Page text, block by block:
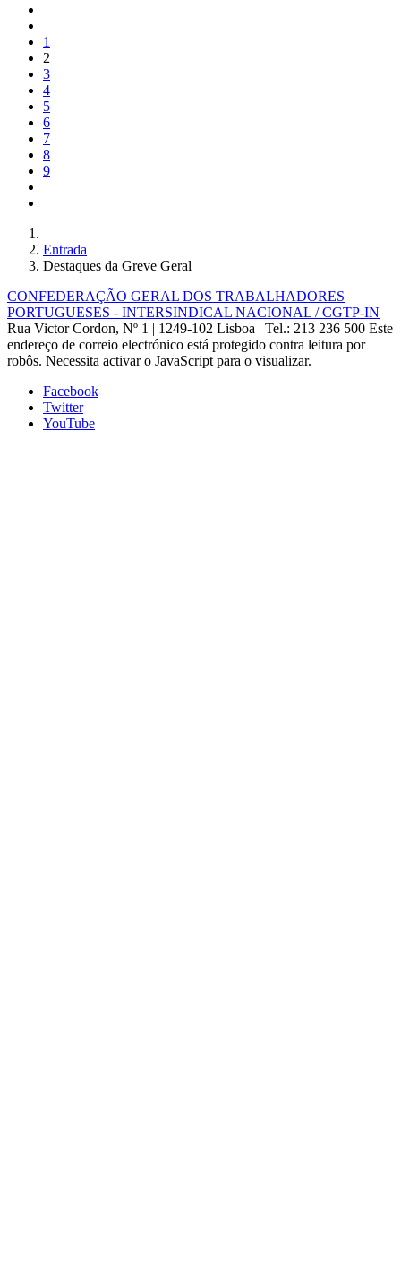
1
2
3
4
5
6
7
8
9
Entrada
Destaques da Greve Geral
CONFEDERAÇÃO GERAL DOS TRABALHADORES
PORTUGUESES - INTERSINDICAL NACIONAL / CGTP-IN
Rua Victor Cordon, Nº 1 | 1249-102 Lisboa | Tel.: 213 236 500 Este
endereço de correio electrónico está protegido contra leitura por
robôs. Necessita activar o JavaScript para o visualizar.
Facebook
Twitter
YouTube